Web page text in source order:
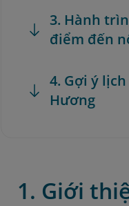
3. Hành
điểm đến
4. Gợi ý
Hương
1. Giới